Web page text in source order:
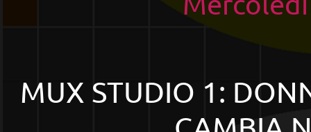
MUX STUDIO 1: